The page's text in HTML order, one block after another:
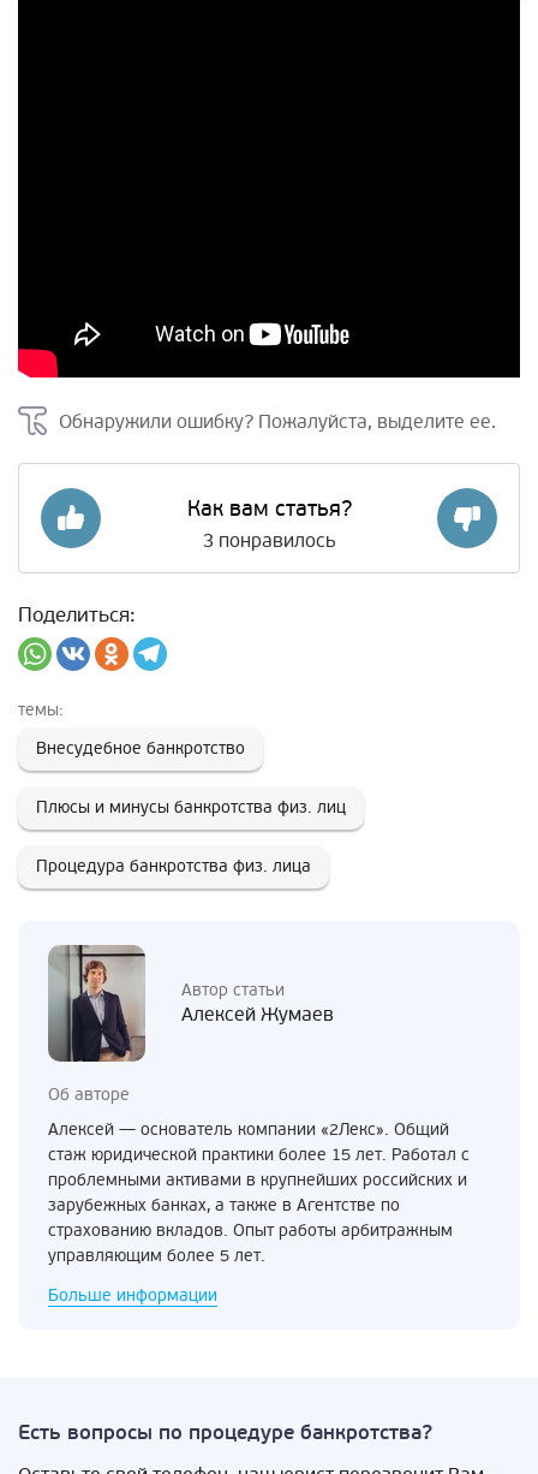
Обнаружили ошибку? Пожалуйста, выделите ее.
Как вам статья?
3 понравилось
Поделиться:
темы:
Внесудебное банкротство
Плюсы и минусы банкротства физ. лиц
Процедура банкротства физ. лица
Автор статьи
Алексей Жумаев
Об авторе
Алексей — основатель компании «2Лекс». Общий
стаж юридической практики более 15 лет. Работал с
проблемными активами в крупнейших российских и
зарубежных банках, а также в Агентстве по
страхованию вкладов. Опыт работы арбитражным
управляющим более 5 лет.
Больше информации
Есть вопросы по процедуре банкротства?